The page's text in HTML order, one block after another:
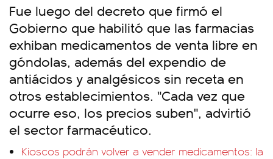
Fue luego del decreto que firmó el
Gobierno que habilitó que las farmacias
exhiban medicamentos de venta libre en
góndolas, además del expendio de
antiácidos y analgésicos sin receta en
otros establecimientos. "Cada vez que
ocurre eso, los precios suben", advirtió
el sector farmacéutico.
Kioscos podrán volver a vender medicamentos: la